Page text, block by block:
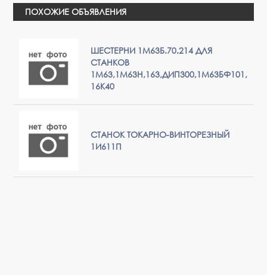
ПОХОЖИЕ ОБЪЯВЛЕНИЯ
ШЕСТЕРНИ 1М63Б.70.214 ДЛЯ
СТАНКОВ
1М63,1М63Н,163,ДИП300,1М63БФ101,
16К40
СТАНОК ТОКАРНО-ВИНТОРЕЗНЫЙ
1И611П